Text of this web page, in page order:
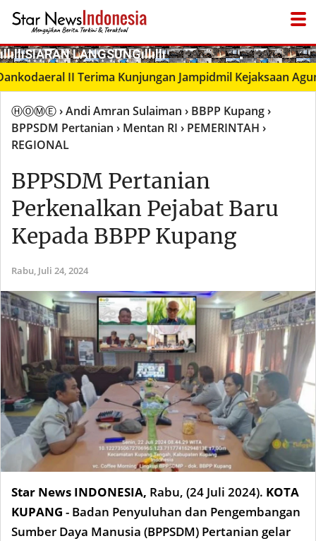
­ıllıllıS͙I͙A͙R͙A͙N͙ L͙A͙N͙G͙S͙U͙N͙G͙ıllıllı
II Terima Kunjungan Jampidmil Kejaksaan Agung
ⒽⓄⓂⒺ› Andi Amran Sulaiman › BBPP Kupang›
BPPSDM Pertanian › Mentan RI › PEMERINTAH ›
REGIONAL
BPPSDM Pertanian
Perkenalkan Pejabat Baru
Kepada BBPP Kupang
Rabu, Juli 24, 2024
Star News INDONESIA, Rabu, (24 Juli 2024). KOTA
KUPANG - Badan Penyuluhan dan Pengembangan
Sumber Daya Manusia (BPPSDM) Pertanian gelar